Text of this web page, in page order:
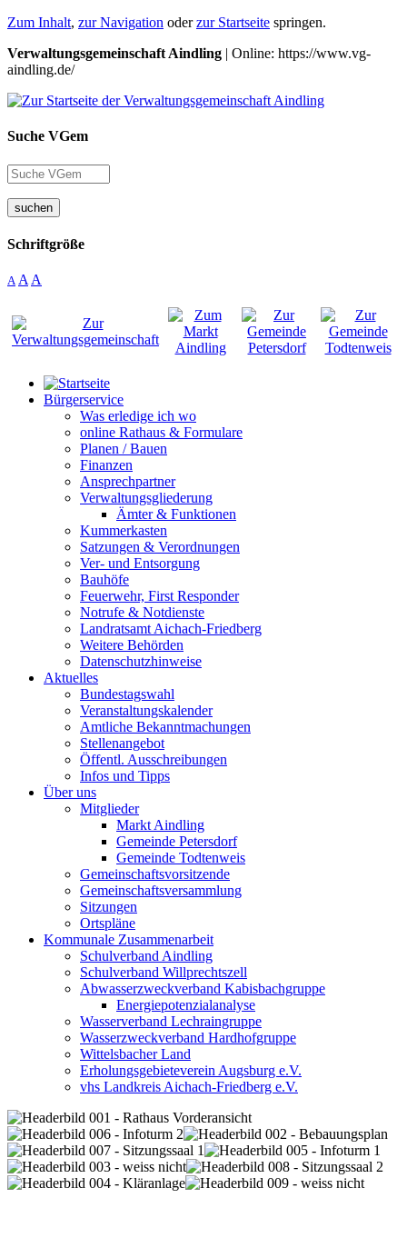
Zum Inhalt, zur Navigation oderzur Startseite springen.
Verwaltungsgemeinschaft Aindling | Online: https://www.vg-
aindling.de/
Suche VGem
suchen
Schriftgröße
A A A
Bürgerservice
Was erledige ich wo
online Rathaus & Formulare
Planen / Bauen
Finanzen
Ansprechpartner
Verwaltungsgliederung
Ämter & Funktionen
Kummerkasten
Satzungen & Verordnungen
Ver- und Entsorgung
Bauhöfe
Feuerwehr, First Responder
Notrufe & Notdienste
Landratsamt Aichach-Friedberg
Weitere Behörden
Datenschutzhinweise
Aktuelles
Bundestagswahl
Veranstaltungskalender
Amtliche Bekanntmachungen
Stellenangebot
Öffentl. Ausschreibungen
Infos und Tipps
Über uns
Mitglieder
Markt Aindling
Gemeinde Petersdorf
Gemeinde Todtenweis
Gemeinschaftsvorsitzende
Gemeinschaftsversammlung
Sitzungen
Ortspläne
Kommunale Zusammenarbeit
Schulverband Aindling
Schulverband Willprechtszell
Abwasserzweckverband Kabisbachgruppe
Energiepotenzialanalyse
Wasserverband Lechraingruppe
Wasserzweckverband Hardhofgruppe
Wittelsbacher Land
Erholungsgebieteverein Augsburg e.V.
vhs Landkreis Aichach-Friedberg e.V.